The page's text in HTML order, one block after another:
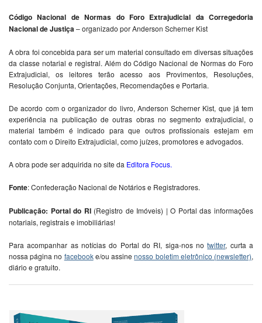
Código Nacional de Normas do Foro Extrajudicial da Corregedoria
Nacional de Justiça– organizado por Anderson Scherner Kist
A obra foi concebida para ser um material consultado em diversas situações
da classe notarial e registral. Além do Código Nacional de Normas do Foro
Extrajudicial, os leitores terão acesso aos Provimentos, Resoluções,
Resolução Conjunta, Orientações, Recomendações e Portaria.
De acordo com o organizador do livro, Anderson Scherner Kist, que já tem
experiência na publicação de outras obras no segmento extrajudicial, o
material também é indicado para que outros profissionais estejam em
contato com o Direito Extrajudicial, como juízes, promotores e advogados.
A obra pode ser adquirida no site da Editora Focus.
Fonte: Confederação Nacional de Notários e Registradores.
Publicação: Portal do RI(Registro de Imóveis) | O Portal das informações
notariais, registrais e imobiliárias!
Para acompanhar as notícias do Portal do RI, siga-nos notwitter, curta a
nossa página no facebooke/ou assinenosso boletim eletrônico (newsletter),
diário e gratuito.